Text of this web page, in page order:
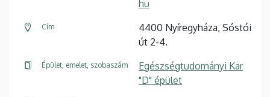
hu
Cím
4400 Nyíregyháza, Sóstói
út 2-4.
Épület, emelet, szobaszám
Egészségtudományi Kar
"D" épület